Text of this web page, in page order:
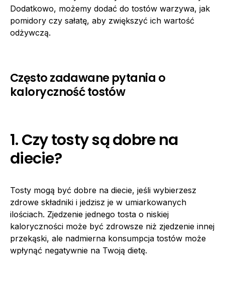
Dodatkowo, możemy dodać do tostów warzywa, jak
pomidory czy sałatę, aby zwiększyć ich wartość
odżywczą.
Często zadawane pytania o
kaloryczność tostów
1. Czy tosty są dobre na
diecie?
Tosty mogą być dobre na diecie, jeśli wybierzesz
zdrowe składniki i jedzisz je w umiarkowanych
ilościach. Zjedzenie jednego tosta o niskiej
kaloryczności może być zdrowsze niż zjedzenie innej
przekąski, ale nadmierna konsumpcja tostów może
wpłynąć negatywnie na Twoją dietę.